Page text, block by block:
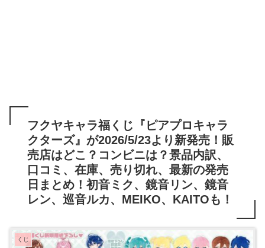
フクヤキャラ福くじ『ピアプロキャラ
クターズ』が2026/5/23より新発売！販
売店はどこ？コンビニは？景品内訳、
口コミ、在庫、売り切れ、最新の発売
日まとめ！初音ミク、鏡音リン、鏡音
レン、巡音ルカ、MEIKO、KAITOも！
くじ